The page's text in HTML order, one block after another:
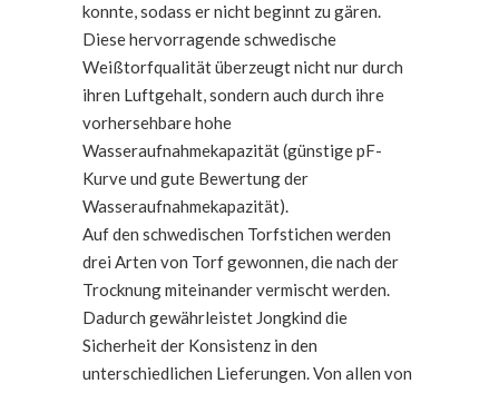
konnte, sodass er nicht beginnt zu gären.
Diese hervorragende schwedische
Weißtorfqualität überzeugt nicht nur durch
ihren Luftgehalt, sondern auch durch ihre
vorhersehbare hohe
Wasseraufnahmekapazität (günstige pF-
Kurve und gute Bewertung der
Wasseraufnahmekapazität).
Auf den schwedischen Torfstichen werden
drei Arten von Torf gewonnen, die nach der
Trocknung miteinander vermischt werden.
Dadurch gewährleistet Jongkind die
Sicherheit der Konsistenz in den
unterschiedlichen Lieferungen. Von allen von